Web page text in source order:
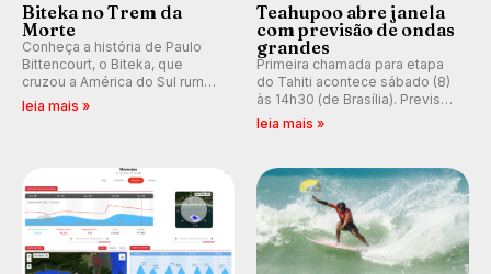
Biteka no Trem da
Morte
Conheça a história de Paulo
Bittencourt, o Biteka, que
cruzou a América do Sul rumo
ao Pacífico em uma jornada
leia mais »
Teahupoo abre janela
com previsão de ondas
grandes
Primeira chamada para etapa
do Tahiti acontece sábado (8)
às 14h30 (de Brasília). Previsão
indica swell consistente.
Kelly Slater convidado.
leia mais »